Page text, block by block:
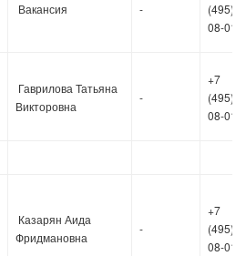
Вакансия -
08-01
Гаврилова Татьяна
Викторовна
-
+7
08-01
Казарян Аида
Фридмановна
-
+7
08-01